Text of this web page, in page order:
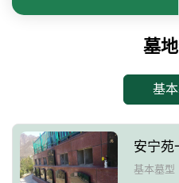
墓
基
安宁苑
基本墓型